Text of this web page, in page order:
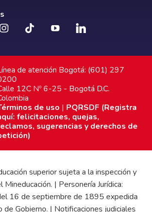
de atención Bogotá: (601) 297
12C Nº 6-25 - Bogotá D.C.
de uso | PQRSDF (Registra
felicitaciones, quejas,
sugerencias y derechos de
superior sujeta a la inspección y
Mineducación. | Personería Jurídica:
16 de septiembre de 1895 expedida
de Gobierno. | Notificaciones judiciales